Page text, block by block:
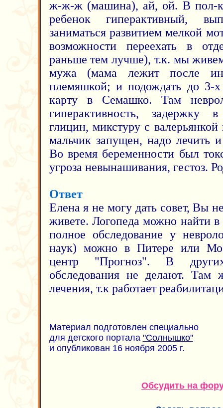
ж-ж-ж (машина), ай, ой. В пол-ке
ребенок гиперактивный,
заниматься развитием мелкой
возможности переехать в
раньше тем лучше), т.к. мы
мужа (мама лежит после
племяшкой; и подождать до 3-
карту в Семашко. Там
гиперактивность, задержку
глицин, микстуру с
мальчик запущен, надо лечить
Во время беременности был
угроза невынашивания, гестоз.
Ответ
Елена я не могу дать совет, Вы
живете. Логопеда можно найти
полное обследование у
наук) можно в Питере или
центр "Прогноз". В
обследования не делают.
лечения, т.к работает
Материал подготовлен специально
для детского портала "Солнышко"
и опубликован 16 ноября 2005 г.
Обсудить на